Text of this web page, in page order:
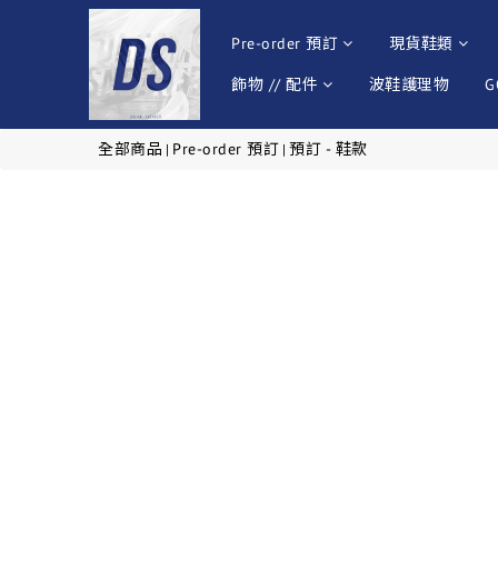
Pre-order 預訂 現貨鞋類
飾物 // 配件 波鞋護理物
全部商品 | Pre-order 預訂 | 預訂 - 鞋款